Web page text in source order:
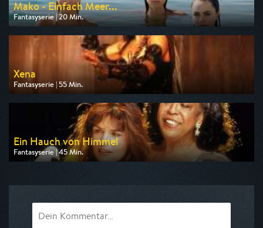
Mako - Einfach Meer...
Fantasyserie | 20 Min.
Ausgestrahlt von ZDF neo
am 11.08.2026, 06:55
Xena
Fantasyserie | 55 Min.
Ausgestrahlt von Tele 5
am 09.08.2026, 14:15
Ein Hauch von Himmel
Fantasyserie | 45 Min.
Ausgestrahlt von Bibel TV